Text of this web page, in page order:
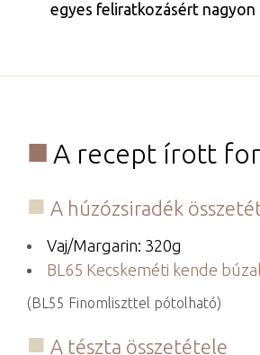
egyes feliratkozásért nagyon
A recept írott
A húzózsiradék
Vaj/Margarin: 320g
BL65 Kecskeméti kende
(BL55 Finomliszttel pótolható)
A tészta összetétele